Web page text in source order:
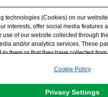
technologies (Cookies) on our
interests, offer social media features
of our website collected through
and/or analytics services. These
them or that they have collected
Necessary Cookies, please
settings at any time via
Cookie Policy
Privacy Settings